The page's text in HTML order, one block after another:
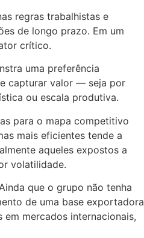
regras trabalhistas e
de longo prazo. Em um
crítico.
uma preferência
capturar valor — seja por
ou escala produtiva.
para o mapa competitivo
mais eficientes tende a
aqueles expostos a
volatilidade.
que o grupo não tenha
de uma base exportadora
mercados internacionais,